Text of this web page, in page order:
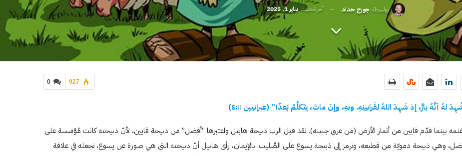
بواسطة جورج حداد آخر تحديثيناير 1, 2025
0 927
أنَّهُ بارٌّ، إذ شَهِدَ اللهُ لقَرابينِهِ. وبهِ، وإنْ ماتَ، يتَكلَّمْ بَعدُ!” (عبرانيين ٤:١١ )
بينما قدّم قايين من أثمار الأرض (من عرق جبينه). لقد قبل الرب ذبيحة هابيل واعتبرها “أفضل” من ذبيحة قايين، لأنّ ذبيحته كانت مُؤسّسة على
وهي ذبيحة دمويّة من قطيعه، وترمز إلى ذبيحة يسوع على الصَّليب. بالإيمان، رأى هابيل أنّ ذبيحته التي هي صورة عن يسوع، تجعله في علاقة